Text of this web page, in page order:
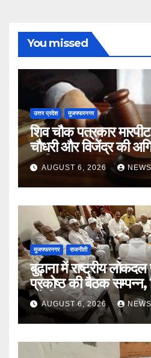
You missed
उत्तर प्रदेश मुजफ्फरनगर
शिव चौक पत्रकार
चौधरी और विजेंद्र की
खारिज
AUGUST 6, 2026
मुजफ्फरनगर राजनीती
बुढ़ाना में राष्ट्रीय
प्रकोष्ठ की बैठक सम्पन्न,
बने जिलाध्यक्ष
AUGUST 6, 2026